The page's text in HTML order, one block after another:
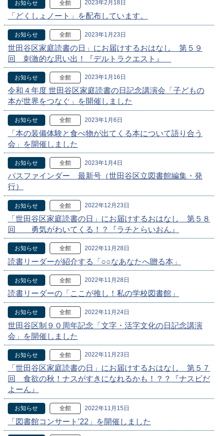
お知らせ 全館 2023年2月18日
「どくしょノート」を配布しています。
お知らせ 全館 2023年1月23日
世田谷区家庭読書の日」にお届けするおはなし 第５９
回 刺激的な思い出！『デルトラクエスト』
お知らせ 全館 2023年1月16日
令和４年度 世田谷区家庭読書の日記念講演会「子どもの
本が世界をつなぐ」を開催しました
お知らせ 全館 2023年1月6日
「本の装備体験と食べ物が出てくる本について語り合う
会」を開催しました
お知らせ 全館 2023年1月4日
パスファインダー 最新号（世田谷区立図書館編集・発
行）
お知らせ 全館 2022年12月23日
「世田谷区家庭読書の日」にお届けするおはなし 第５８
回 勇気がわいてくる！？『ラチとらいおん』
お知らせ 全館 2022年11月28日
読書リーダーが紹介する「○○なあなたへ贈る本」
お知らせ 全館 2022年11月28日
読書リーダーの「ここが推し！私の学校図書館」
お知らせ 全館 2022年11月24日
世田谷区制９０周年記念「文字・活字文化の日記念講演
会」を開催しました
お知らせ 全館 2022年11月23日
「世田谷区家庭読書の日」にお届けするおはなし 第５７
回 食欲の秋！ナスがすきになれるかも！？？『ナスビだ
よーん』
お知らせ 全館 2022年11月15日
「図書館コンサート’22」を開催しました